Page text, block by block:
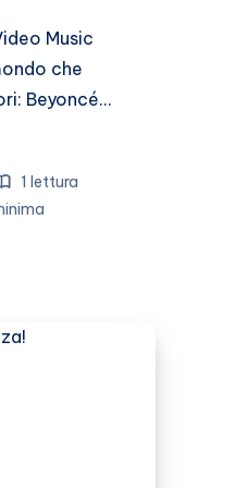
Music
che
Beyoncé…
1 lettura